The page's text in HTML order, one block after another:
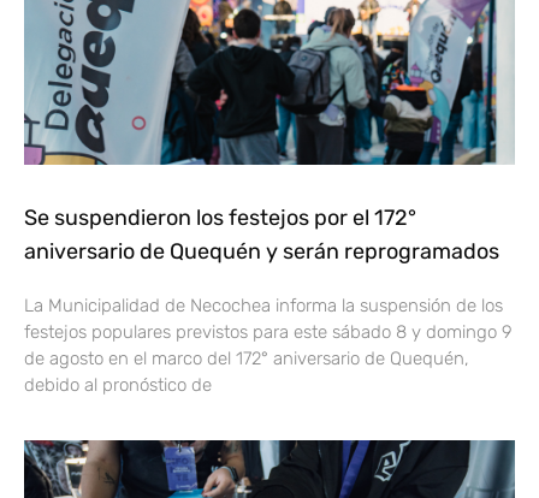
Se suspendieron los festejos por el 172°
aniversario de Quequén y serán reprogramados
La Municipalidad de Necochea informa la suspensión de los
festejos populares previstos para este sábado 8 y domingo 9
de agosto en el marco del 172° aniversario de Quequén,
debido al pronóstico de